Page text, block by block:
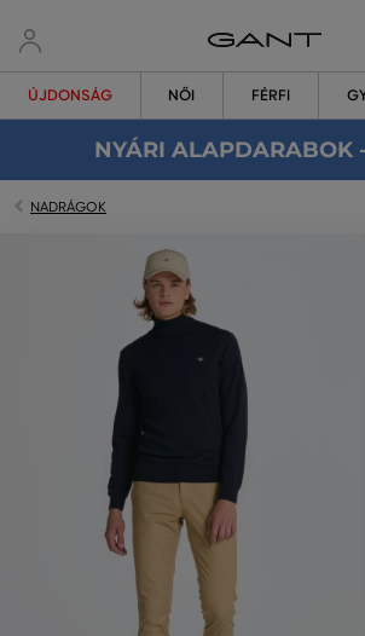
ÚJDONSÁG NŐI FÉRFI
NYÁRI ALAPDARABOK
NADRÁGOK